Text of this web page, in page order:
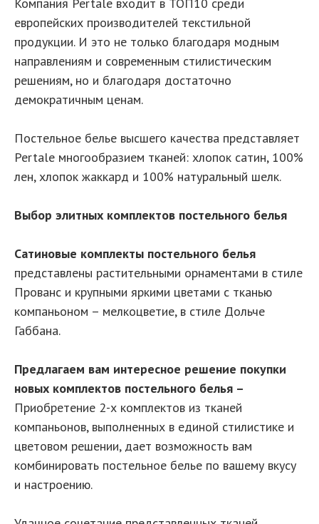
европейских производителей текстильной
продукции. И это не только благодаря модным
направлениям и современным стилистическим
решениям, но и благодаря достаточно
демократичным ценам.
Постельное белье высшего качества представляет
Pertale многообразием тканей: хлопок сатин, 100%
лен, хлопок жаккард и 100% натуральный шелк.
Выбор элитных комплектов постельного белья
Сатиновые комплекты постельного белья
представлены растительными орнаментами в стиле
Прованс и крупными яркими цветами с тканью
компаньоном – мелкоцветие, в стиле Дольче
Габбана.
Предлагаем вам интересное решение покупки
новых комплектов постельного белья –
Приобретение 2-х комплектов из тканей
компаньонов, выполненных в единой стилистике и
цветовом решении, дает возможность вам
комбинировать постельное белье по вашему вкусу
и настроению.